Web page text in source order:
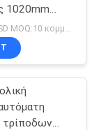
1020mm